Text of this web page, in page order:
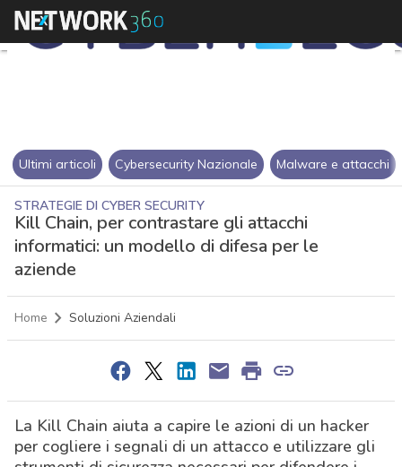
Ultimi articoli Cybersecurity Nazionale Malware e attacchi
STRATEGIE DI CYBER SECURITY
Kill Chain, per contrastare gli attacchi
informatici: un modello di difesa per le
aziende
Home Soluzioni Aziendali
La Kill Chain aiuta a capire le azioni di un hacker
per cogliere i segnali di un attacco e utilizzare gli